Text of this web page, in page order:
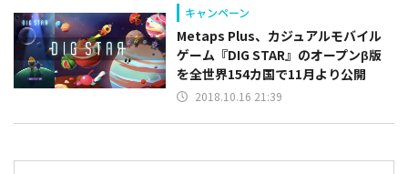
キャンペーン
Metaps Plus、カジュアルモバイル
ゲーム『DIG STAR』のオープンβ版
を全世界154カ国で11月より公開
2018.10.16 21:39